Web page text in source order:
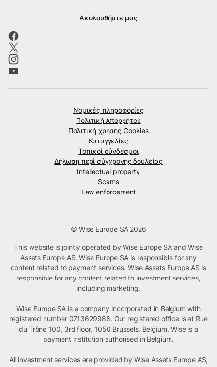
Ακολουθήστε μας
Νομικές πληροφορίες
Πολιτική Απορρήτου
Πολιτική χρήσης Cookies
Καταγγελίες
Τοπικοί σύνδεσμοι
Δήλωση περί σύγχρονης δουλείας
Intellectual property
Scams
Law enforcement
© Wise Europe SA 2026
This website is jointly operated by Wise Europe SA and Wise
Assets Europe AS. Wise Europe SA is responsible for any
content related to payment services. Wise Assets Europe AS is
responsible for any content related to investment services,
including marketing.
Wise Europe SA is a company incorporated in Belgium with
registered number 0713629988. Our registered office is at Rue
du Trône 100, 3rd floor, 1050 Brussels, Belgium. Wise is a
payment institution authorised in Belgium.
All investment services are provided by Wise Assets Europe AS,